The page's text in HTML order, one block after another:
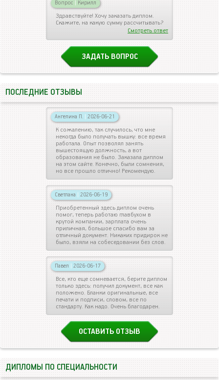
Вопрос | Кирилл
Здравствуйте! Хочу заказать диплом.
Скажите, на какую сумму рассчитывать?
Смотреть ответ
ЗАДАТЬ ВОПРОС
ПОСЛЕДНИЕ ОТЗЫВЫ
Ангелина П. | 2026-06-21
К сожалению, так случилось, что мне
некогда было получать вышку: все время
работала. Опыт позволял занять
вышестоящую должность, а вот
образования не было. Заказала диплом
на этом сайте. Конечно, были сомнения,
но все прошло отлично! Рекомендую.
Светлана | 2026-06-19
Приобретенный здесь диплом очень
помог, теперь работаю главбухом в
крутой компании, зарплата очень
приличная, большое спасибо вам за
отличный документ. Никаких придирок не
было, взяли на собеседовании без слов.
Павел | 2026-06-17
Все, кто еще сомневается, берите диплом
только здесь: получил документ, все как
положено. Бланки оригинальные, все
печати и подписи, словом, все по
стандарту. Как надо. Очень благодарен.
ОСТАВИТЬ ОТЗЫВ
ДИПЛОМЫ ПО СПЕЦИАЛЬНОСТИ